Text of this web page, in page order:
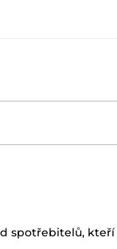
spotřebitelů,